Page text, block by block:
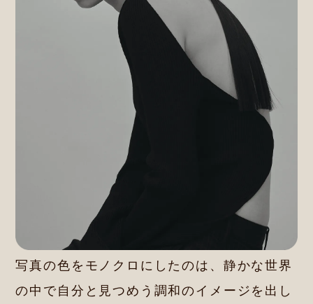
写真の色をモノクロにしたのは、静かな世界
の中で自分と見つめう調和のイメージを出し